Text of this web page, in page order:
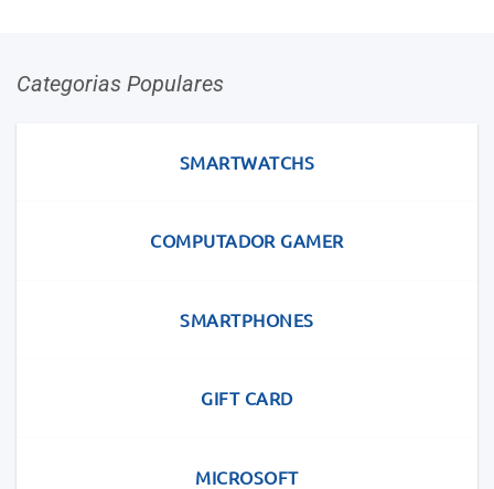
Categorias Populares
SMARTWATCHS
COMPUTADOR GAMER
SMARTPHONES
GIFT CARD
MICROSOFT